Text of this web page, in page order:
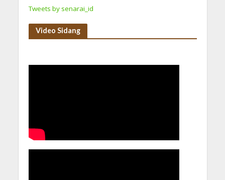
Tweets by senarai_id
Video Sidang